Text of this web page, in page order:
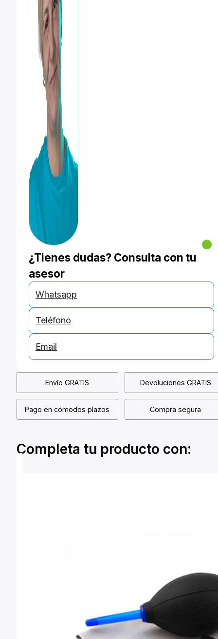
¿Tienes dudas? Consulta con tu
asesor
Whatsapp
Teléfono
Email
Envío GRATIS Devoluciones GRATIS
Pago en cómodos plazos Compra segura
Completa tu producto con: